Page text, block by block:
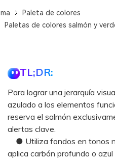
Paleta de colores
Paletas de colores salmón y
TL;DR:
Para lograr una jerarquía
azulado a los elementos
reserva el salmón
alertas clave.
● Utiliza fondos en tonos
aplica carbón profundo o